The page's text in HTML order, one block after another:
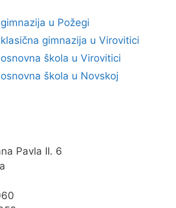
u Požegi
gimnazija u Virovitici
škola u Virovitici
škola u Novskoj
Pavla II. 6